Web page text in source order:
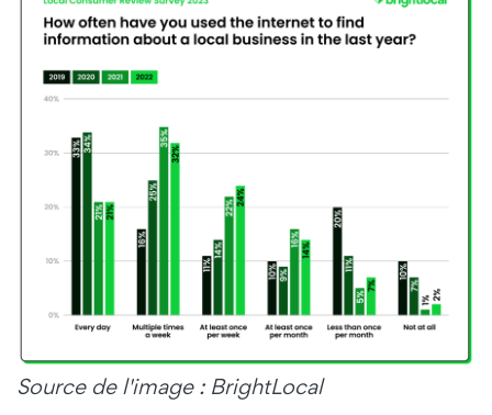
Source de l'image : BrightLocal